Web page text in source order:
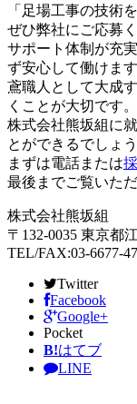
「足場工事の技術
ぜひ弊社にご応募く
サポート体制が充
ず安心して働けます
鳶職人として大成
くことが大切です。
株式会社熊坂組に
とができるでしょう
まずは電話または
最後までご覧いた
株式会社熊坂組
〒132-0035 東京都
TEL/FAX:03-6677-
Twitter
Facebook
Google+
Pocket
B!はてブ
LINE